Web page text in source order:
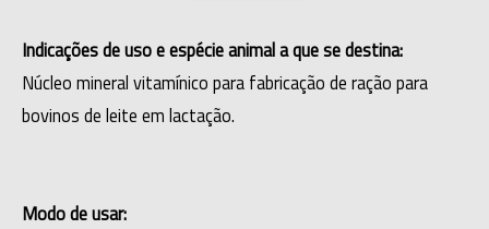
Indicações de uso e espécie animal a que se destina:
Núcleo mineral vitamínico para fabricação de ração para
bovinos de leite em lactação.
Modo de usar: